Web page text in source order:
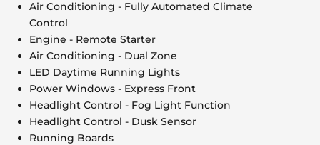
Air Conditioning - Fully Automated Climate
Control
Engine - Remote Starter
Air Conditioning - Dual Zone
LED Daytime Running Lights
Power Windows - Express Front
Headlight Control - Fog Light Function
Headlight Control - Dusk Sensor
Running Boards